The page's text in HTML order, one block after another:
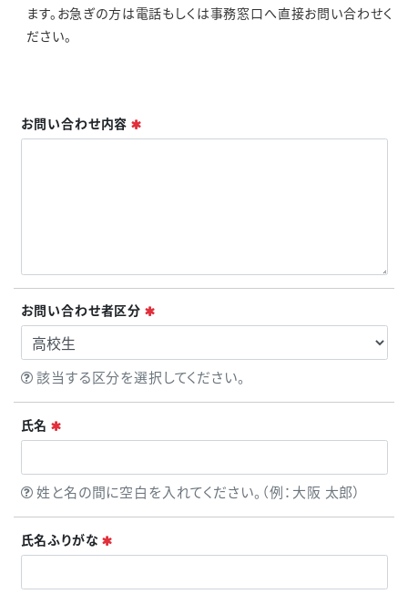
ます。お急ぎの方は電話もしくは事務窓口へ直接お問い合わせく
ださい。
お問い合わせ内容
お問い合わせ者区分
ヒント
該当する区分を選択してください。
氏名
ヒント
姓と名の間に空白を入れてください。（例：大阪 太郎）
氏名ふりがな